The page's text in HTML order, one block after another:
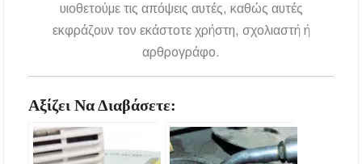
υιοθετούμε τις απόψεις αυτές, καθώς αυτές
εκφράζουν τον εκάστοτε χρήστη, σχολιαστή ή
αρθρογράφο.
Αξίζει Να Διαβάσετε: